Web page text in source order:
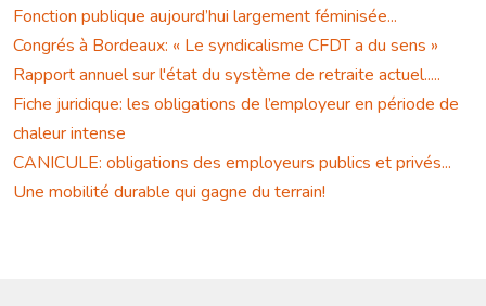
Fonction publique aujourd’hui largement féminisée...
Congrés à Bordeaux: « Le syndicalisme CFDT a du sens »
Rapport annuel sur l'état du système de retraite actuel.....
Fiche juridique: les obligations de l’employeur en période de
chaleur intense
CANICULE: obligations des employeurs publics et privés...
Une mobilité durable qui gagne du terrain!